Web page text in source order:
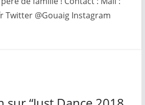
Twitter @Gouaig Instagram